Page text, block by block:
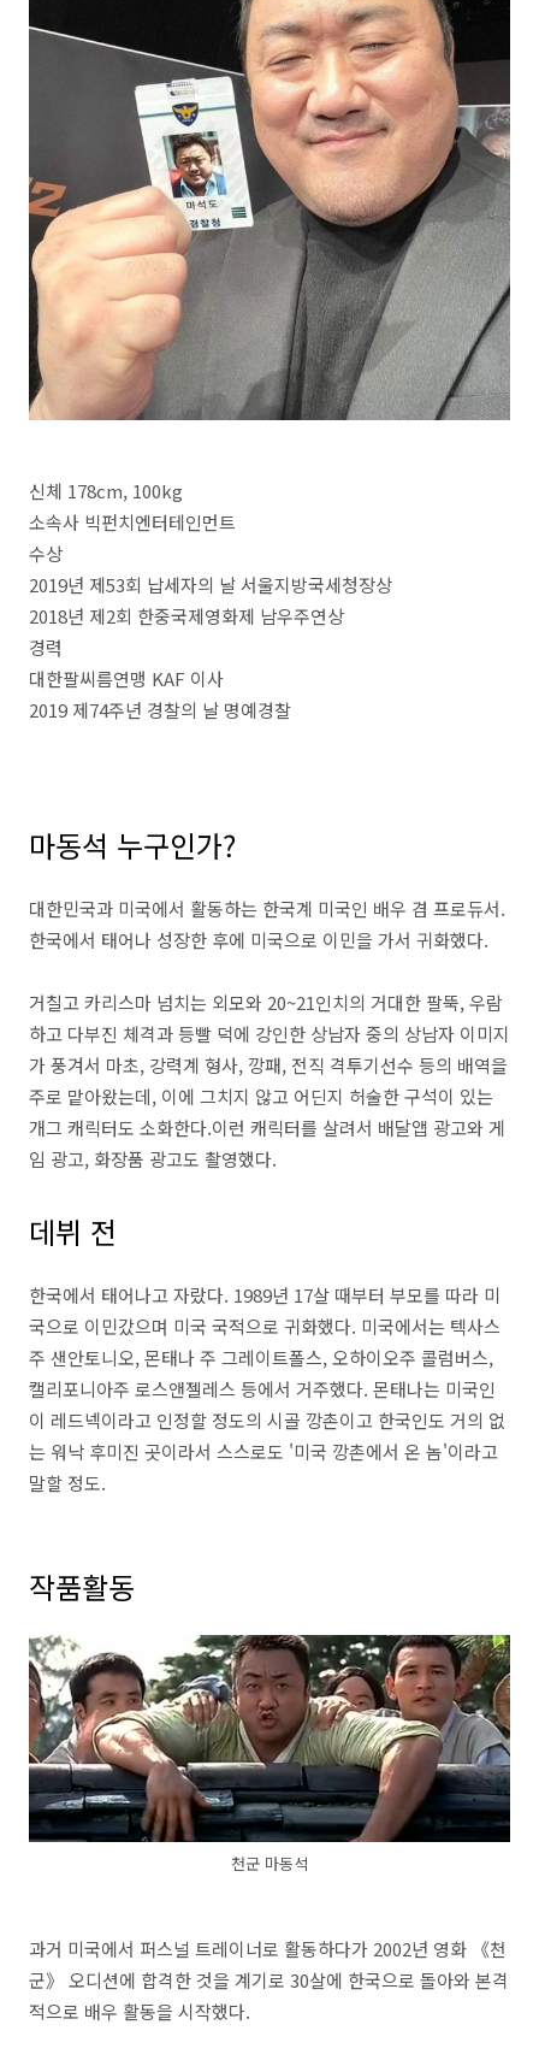
신체 178cm, 100kg
소속사 빅펀치엔터테인먼트
수상
2019년 제53회 납세자의 날 서울지방국세청장상
2018년 제2회 한중국제영화제 남우주연상
경력
대한팔씨름연맹 KAF 이사
2019 제74주년 경찰의 날 명예경찰
마동석 누구인가?
대한민국과 미국에서 활동하는 한국계 미국인 배우 겸 프로듀서.
한국에서 태어나 성장한 후에 미국으로 이민을 가서 귀화했다.
거칠고 카리스마 넘치는 외모와 20~21인치의 거대한 팔뚝, 우람
하고 다부진 체격과 등빨 덕에 강인한 상남자 중의 상남자 이미지
가 풍겨서 마초, 강력계 형사, 깡패, 전직 격투기선수 등의 배역을
주로 맡아왔는데, 이에 그치지 않고 어딘지 허술한 구석이 있는
개그 캐릭터도 소화한다.이런 캐릭터를 살려서 배달앱 광고와 게
임 광고, 화장품 광고도 촬영했다.
데뷔 전
한국에서 태어나고 자랐다. 1989년 17살 때부터 부모를 따라 미
국으로 이민갔으며 미국 국적으로 귀화했다. 미국에서는 텍사스
주 샌안토니오, 몬태나 주 그레이트폴스, 오하이오주 콜럼버스,
캘리포니아주 로스앤젤레스 등에서 거주했다. 몬태나는 미국인
이 레드넥이라고 인정할 정도의 시골 깡촌이고 한국인도 거의 없
는 워낙 후미진 곳이라서 스스로도 '미국 깡촌에서 온 놈'이라고
말할 정도.
작품활동
천군 마동석
과거 미국에서 퍼스널 트레이너로 활동하다가 2002년 영화 《천
군》 오디션에 합격한 것을 계기로 30살에 한국으로 돌아와 본격
적으로 배우 활동을 시작했다.